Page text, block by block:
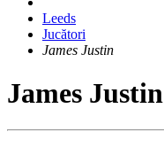
Leeds
Jucători
James Justin
James Justin